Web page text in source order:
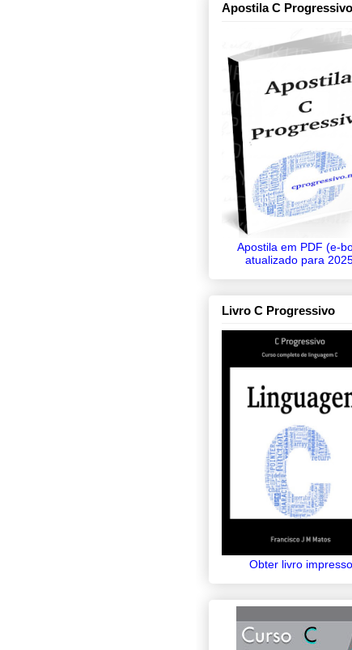
Apostila C Progressivo
Apostila em PDF (e-
atualizado para
Livro C Progressivo
Obter livro impresso